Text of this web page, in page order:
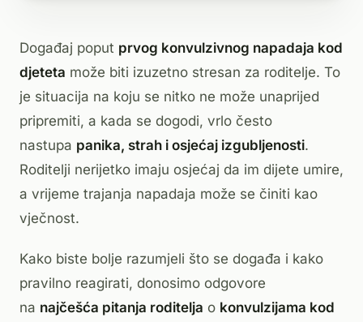
Događaj poput prvog konvulzivnog napadaja kod
djeteta može biti izuzetno stresan za roditelje. To
je situacija na koju se nitko ne može unaprijed
pripremiti, a kada se dogodi, vrlo često
nastupa panika, strah i osjećaj izgubljenosti.
Roditelji nerijetko imaju osjećaj da im dijete umire,
a vrijeme trajanja napadaja može se činiti kao
vječnost.
Kako biste bolje razumjeli što se događa i kako
pravilno reagirati, donosimo odgovore
na najčešća pitanja roditelja o konvulzijama kod